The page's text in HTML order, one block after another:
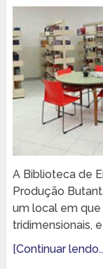
A Biblioteca de
Produção
um local em
tridimensionais,
[Continuar